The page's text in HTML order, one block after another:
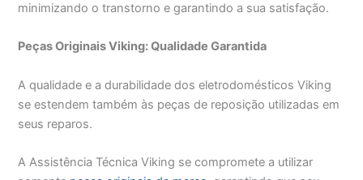
minimizando o transtorno e garantindo a sua satisfação.
Peças Originais Viking: Qualidade Garantida
A qualidade e a durabilidade dos eletrodomésticos Viking
se estendem também às peças de reposição utilizadas em
seus reparos.
A Assistência Técnica Viking se compromete a utilizar